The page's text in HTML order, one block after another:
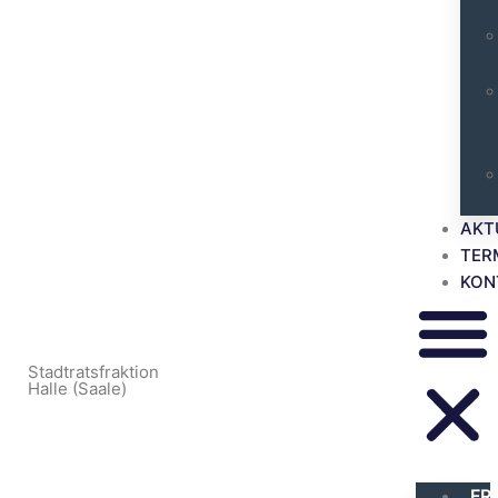
Stadtratsfraktion
Halle (Saale)